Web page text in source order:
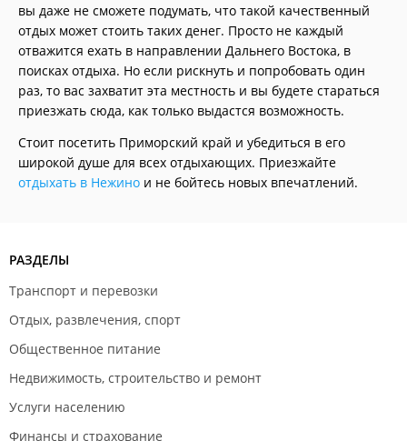
вы даже не сможете подумать, что такой качественный
отдых может стоить таких денег. Просто не каждый
отважится ехать в направлении Дальнего Востока, в
поисках отдыха. Но если рискнуть и попробовать один
раз, то вас захватит эта местность и вы будете стараться
приезжать сюда, как только выдастся возможность.
Стоит посетить Приморский край и убедиться в его
широкой душе для всех отдыхающих. Приезжайте
отдыхать в Нежино и не бойтесь новых впечатлений.
РАЗДЕЛЫ
Транспорт и перевозки
Отдых, развлечения, спорт
Общественное питание
Недвижимость, строительство и ремонт
Услуги населению
Финансы и страхование